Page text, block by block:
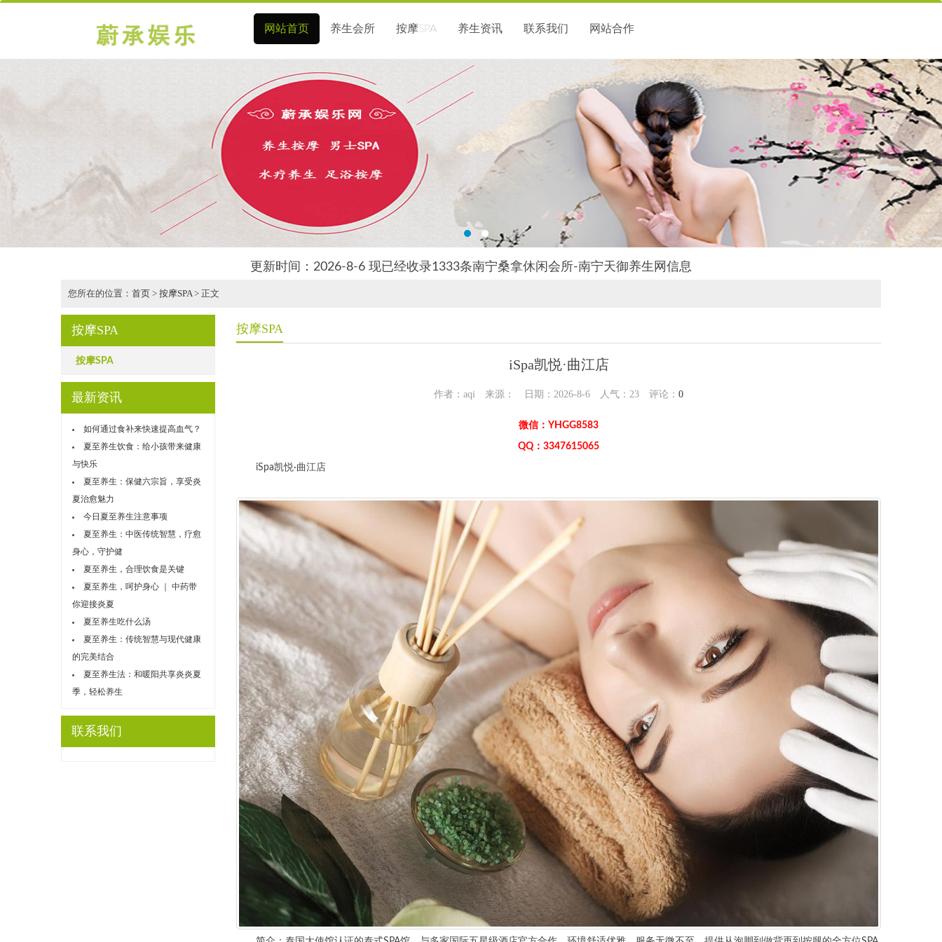
网站首页 养生会所 按摩SPA 养生资讯 联系我们 网站合作
更新时间：2026-8-6 现已经收录1333条南宁桑拿休闲会所-南宁天御养生网信息
您所在的位置： 首页 > 按摩SPA > 正文
按摩SPA
按摩SPA
最新资讯
如何通过食补来快速提高血气？
夏至养生饮食：给小孩带来健康
与快乐
夏至养生：保健六宗旨，享受炎
夏治愈魅力
今日夏至养生注意事项
夏至养生：中医传统智慧，疗愈
身心，守护健
夏至养生，合理饮食是关键
夏至养生，呵护身心 ｜ 中药带
你迎接炎夏
夏至养生吃什么汤
夏至养生：传统智慧与现代健康
的完美结合
夏至养生法：和暖阳共享炎炎夏
季，轻松养生
联系我们
按摩SPA
iSpa凯悦·曲江店
作者：aqi 来源： 日期：2026-8-6 人气： 23 评论： 0
微信：YHGG8583
QQ：3347615065
iSpa凯悦·曲江店